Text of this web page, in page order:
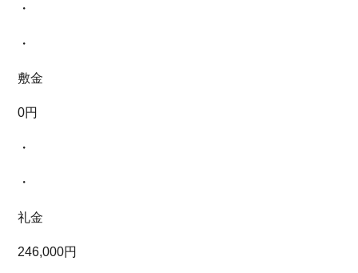
・
・
敷金
0円
・
・
礼金
246,000円